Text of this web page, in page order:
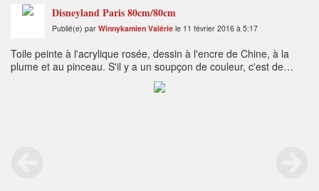
Disneyland Paris 80cm/80cm
Publié(e) par Winnykamien Valérie le 11 février 2016 à 5:17
Toile peinte à l'acrylique rosée, dessin à l'encre de Chine, à la
plume et au pinceau. S'il y a un soupçon de couleur, c'est de